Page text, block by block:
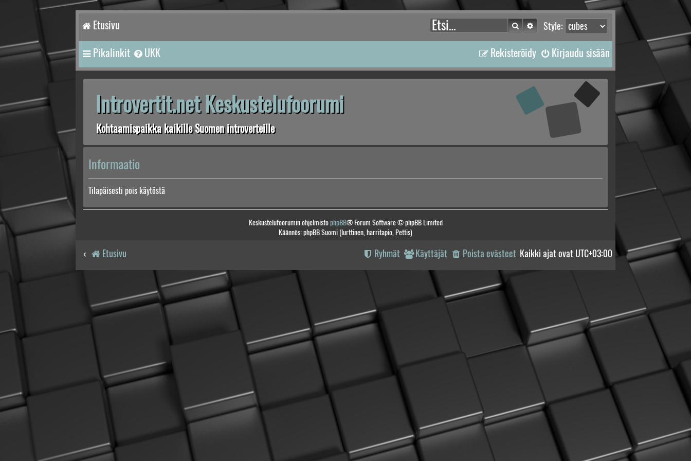
Etusivu Style:
Etsi Tarkennettu haku
Pikalinkit UKK Kirjaudu sisään
Rekisteröidy
Introvertit.net Keskustelufoorumi
Kohtaamispaikka kaikille Suomen introverteille
Informaatio
Tilapäisesti pois käytöstä
Keskustelufoorumin ohjelmistophpBB® Forum Software © phpBB Limited
Käännös: phpBB Suomi (lurttinen, harritapio, Pettis)
Etusivu Kaikki ajat ovat UTC+03:00
Poista evästeet
Käyttäjät
Ryhmät